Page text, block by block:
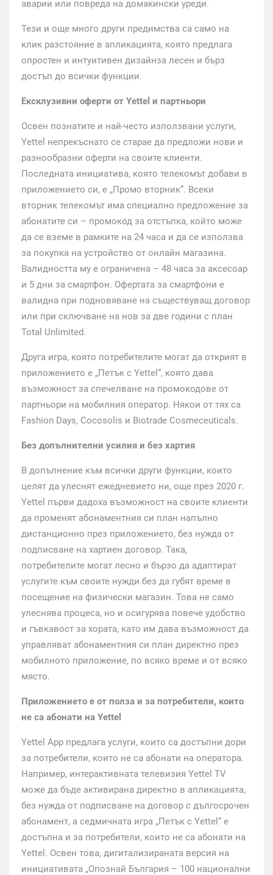
аварии или повреда на домакински уреди.
Тези и още много други предимства са само на
клик разстояние в апликацията, която предлага
опростен и интуитивен дизайнза лесен и бърз
достъп до всички функции.
Ексклузивни оферти от Yettel и партньори
Освен познатите и най-често използвани услуги,
Yettel непрекъснато се старае да предложи нови и
разнообразни оферти на своите клиенти.
Последната инициатива, която телекомът добави в
приложението си, е „Промо вторник“. Всеки
вторник телекомът има специално предложение за
абонатите си – промокод за отстъпка, който може
да се вземе в рамките на 24 часа и да се използва
за покупка на устройство от онлайн магазина.
Валидността му е ограничена – 48 часа за аксесоар
и 5 дни за смартфон. Офертата за смартфони е
валидна при подновяване на съществуващ договор
или при сключване на нов за две години с план
Total Unlimited.
Друга игра, която потребителите могат да открият в
приложението е „Петък с Yettel“, която дава
възможност за спечелване на промокодове от
партньори на мобилния оператор. Някои от тях са
Fashion Days, Cocosolis и Biotrade Cosmeceuticals.
Без допълнителни усилия и без хартия
В допълнение към всички други функции, които
целят да улеснят ежедневието ни, още през 2020 г.
Yettel първи дадоха възможност на своите клиенти
да променят абонаментния си план напълно
дистанционно през приложението, без нужда от
подписване на хартиен договор. Така,
потребителите могат лесно и бързо да адаптират
услугите към своите нужди без да губят време в
посещение на физически магазин. Това не само
улеснява процеса, но и осигурява повече удобство
и гъвкавост за хората, като им дава възможност да
управляват абонаментния си план директно през
мобилното приложение, по всяко време и от всяко
място.
Приложението е от полза и за потребители, които
не са абонати на Yettel
Yettel App предлага услуги, които са достъпни дори
за потребители, които не са абонати на оператора.
Например, интерактивната телевизия Yettel TV
може да бъде активирана директно в апликацията,
без нужда от подписване на договор с дългосрочен
абонамент, a седмичната игра „Петък с Yettel“ е
достъпна и за потребители, които не са абонати на
Yettel. Освен това, дигитализираната версия на
инициативата „Опознай България – 100 национални